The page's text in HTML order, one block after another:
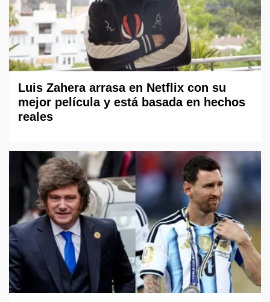
Luis Zahera arrasa en Netflix con su
mejor película y está basada en hechos
reales